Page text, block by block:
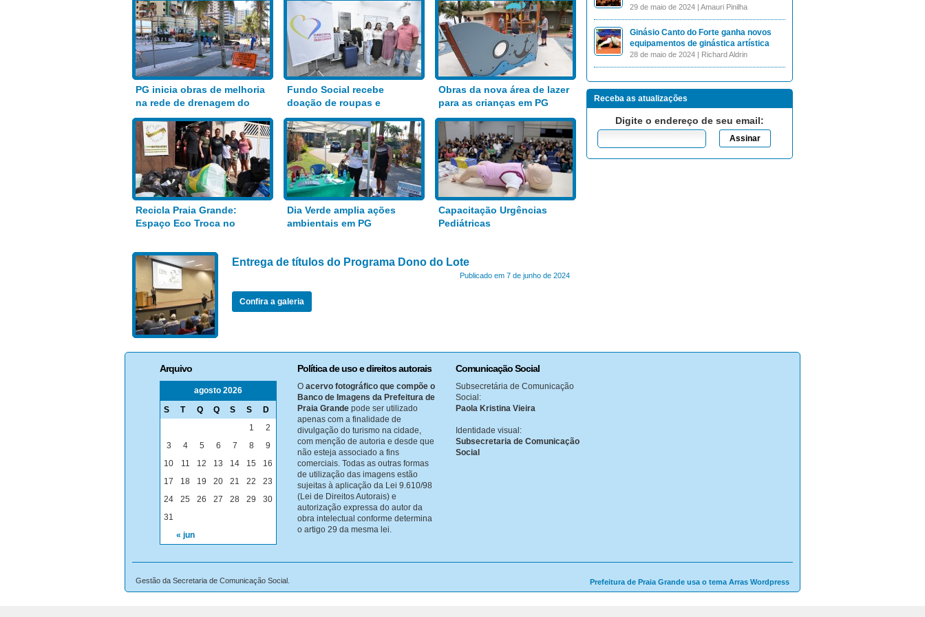
PG inicia obras de melhoria
na rede de drenagem do
Bairro Aviação
Fundo Social recebe
doação de roupas e
alimentos
Obras da nova área de lazer
para as crianças em PG
Recicla Praia Grande:
Espaço Eco Troca no
Dia Verde amplia ações
ambientais em PG
Capacitação Urgências
Pediátricas
Entrega de títulos do Programa Dono do Lote
Publicado em 7 de junho de 2024
Confira a galeria
29 de maio de 2024 | Amauri Pinilha
Ginásio Canto do Forte ganha novos
equipamentos de ginástica artística
28 de maio de 2024 | Richard Aldrin
Receba as atualizações
Digite o endereço de seu email:
Arquivo
agosto 2026
S
T Q Q S S D
« jun
1
2
3
4 5 6 7 8
9
10
11 12 13 14 15
16
17
18 19 20 21 22
23
24
25 26 27 28 29
30
31
Política de uso e direitos autorais
O acervo fotográfico que compõe o
Banco de Imagens da Prefeitura de
Praia Grande pode ser utilizado
apenas com a finalidade de
divulgação do turismo na cidade,
com menção de autoria e desde que
não esteja associado a fins
comerciais. Todas as outras formas
de utilização das imagens estão
sujeitas à aplicação da Lei 9.610/98
(Lei de Direitos Autorais) e
autorização expressa do autor da
obra intelectual conforme determina
o artigo 29 da mesma lei.
Comunicação Social
Subsecretária de Comunicação
Social:
Paola Kristina Vieira
Identidade visual:
Subsecretaria de Comunicação
Social
Prefeitura de Praia Grande usa o tema Arras Wordpress
Gestão da Secretaria de Comunicação Social.